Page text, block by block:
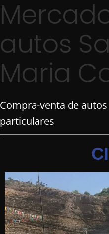
autos
Maria
Compra-venta de
particulares